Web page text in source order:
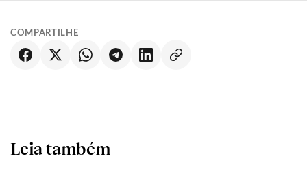
COMPARTILHE
Leia também